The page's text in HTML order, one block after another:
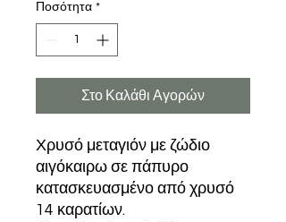
Ποσότητα *
Στο Καλάθι Αγορών
Χρυσό μεταγιόν με ζώδιο
αιγόκαιρω σε πάπυρο
κατασκευασμένο από χρυσό
14 καρατίων.